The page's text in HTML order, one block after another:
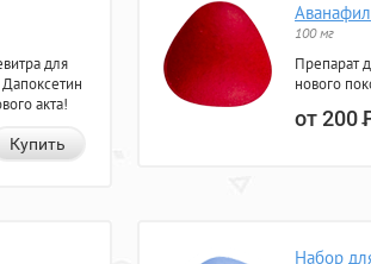
для
акта!
Купить
Аванафил
100 мг
Препарат
нового
от 200
Набор